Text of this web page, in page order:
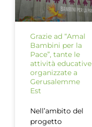
Grazie ad “Amal
Bambini per la
Pace”, tante le
attività educative
organizzate a
Gerusalemme
Est
Nell’ambito del
progetto